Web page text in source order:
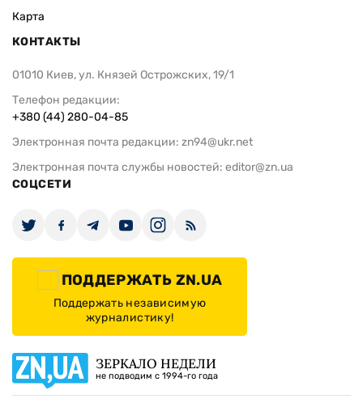
Карта
КОНТАКТЫ
01010 Киев, ул. Князей Острожских, 19/1
Телефон редакции:
+380 (44) 280-04-85
Электронная почта редакции: zn94@ukr.net
Электронная почта службы новостей: editor@zn.ua
СОЦСЕТИ
ПОДДЕРЖАТЬ ZN.UA
Поддержать независимую
журналистику!
ЗЕРКАЛО НЕДЕЛИ
не подводим с 1994-го года